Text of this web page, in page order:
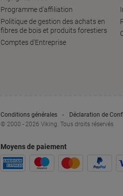
Programme d'affiliation
Politique de gestion des achats en
fibres de bois et produits forestiers
Comptes d'Entreprise
Conditions générales
Déclaration de
© 2000 - 2026 Viking. Tous droits réservés
Moyens de paiement